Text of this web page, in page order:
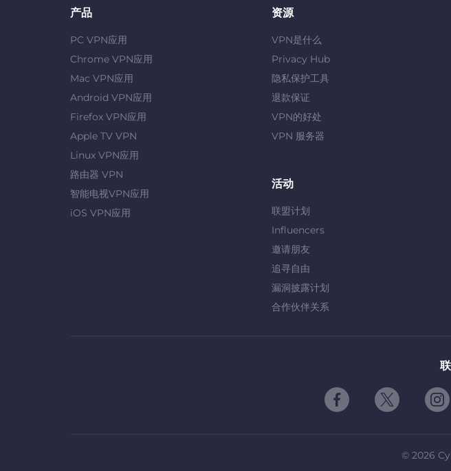
产品
PC VPN应用
Chrome VPN应用
Mac VPN应用
Android VPN应用
Firefox VPN应用
Apple TV VPN
Linux VPN应用
路由器 VPN
智能电视VPN应用
iOS VPN应用
资源
VPN是什么
Privacy Hub
隐私保护工具
退款保证
VPN的好处
VPN 服务器
活动
联盟计划
Influencers
邀请朋友
追寻自由
漏洞披露计划
合作伙伴关系
© 2026